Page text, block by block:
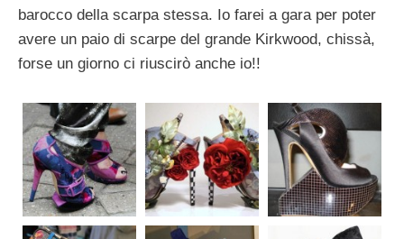
barocco della scarpa stessa. Io farei a gara per poter
avere un paio di scarpe del grande Kirkwood, chissà,
forse un giorno ci riuscirò anche io!!